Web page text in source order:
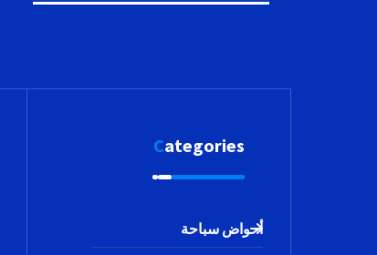
Categories
أحواض سباحة